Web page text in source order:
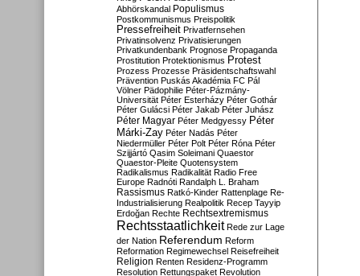
Abhörskandal Populismus
Postkommunismus Preispolitik
Pressefreiheit Privatfernsehen
Privatinsolvenz Privatisierungen
Privatkundenbank Prognose Propaganda
Prostitution Protektionismus Protest
Prozess Prozesse Präsidentschaftswahl
Prävention Puskás Akadémia FC Pál
Völner Pädophilie Péter-Pázmány-
Universität Péter Esterházy Péter Gothár
Péter Gulácsi Péter Jakab Péter Juhász
Péter Magyar Péter Medgyessy Péter
Márki-Zay Péter Nadás Péter
Niedermüller Péter Polt Péter Róna Péter
Szijjártó Qasim Soleimani Quaestor
Quaestor-Pleite Quotensystem
Radikalismus Radikalität Radio Free
Europe Radnóti Randalph L. Braham
Rassismus Ratkó-Kinder Rattenplage Re-
Industrialisierung Realpolitik Recep Tayyip
Erdoğan Rechte Rechtsextremismus
Rechtsstaatlichkeit Rede zur Lage
der Nation Referendum Reform
Reformation Regimewechsel Reisefreiheit
Religion Renten Residenz-Programm
Resolution Rettungspaket Revolution